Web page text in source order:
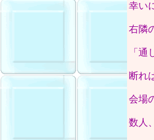
幸い
右隣
「
断れ
会場
数人